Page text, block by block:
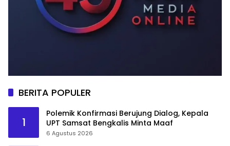
BERITA POPULER
1
Polemik Konfirmasi Berujung Dialog, Kepala
UPT Samsat Bengkalis Minta Maaf
6 Agustus 2026